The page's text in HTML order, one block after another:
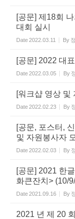
[공문] 제18회
대회 실시
Date2022.03.11 By
[공문] 2022 대
Date2022.03.05 By
[워크샵 영상 및
Date2022.02.23 By
[공문, 포스터,
및 자원봉사자
Date2022.02.03 By
[공문] 2021 한
화큰잔치> (10/
Date2021.09.16 By
2021 년 제 20